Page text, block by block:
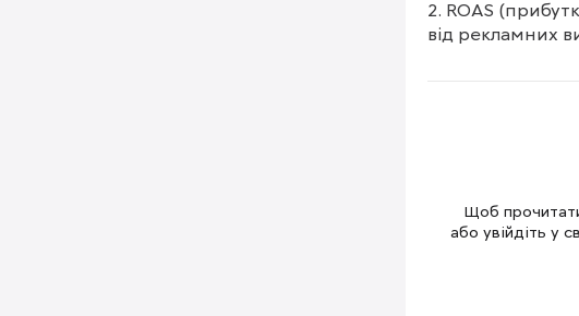
2. ROAS
від рекламних
оголошення.
означає, що
відповідає
працює ваше
Як правильно
Щоб
або увійдіть у